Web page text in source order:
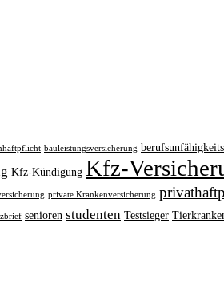
bauleistungsversicherung
Kfz-Kündigung Kfz-
private Krankenversicherung
senioren studenten Testsieger